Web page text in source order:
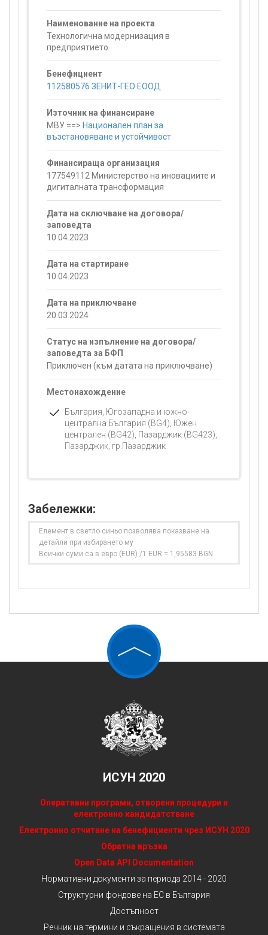
Наименование на проекта
Технологична модернизация в
предприятието
Бенефициент
112580576 ЗЕНИТ-ГЕО ЕООД
Източник на финансиране
МВУ ==> Национален план за
възстановяване и устойчивост
Финансираща организация
177549112 Министерство на иновациите и
дигиталната трансформация
Дата на сключване на договора/
заповедта
10.04.2023
Дата на стартиране
10.04.2023
Дата на приключване
20.03.2024
Статус на изпълнение на договора/
заповедта за БФП
Приключен (към датата на приключване)
Местонахождение
България, Югозападна и южно-
централна България (BG4), Южен
централен (BG42), Пазарджик (BG423),
Пазарджик, гр.Пазарджик
Забележки:
Елемент в светло синьо позволява показване на
детайли при избирането му
Всички суми са в евро (EUR) /1 EUR = 1,95583 BGN
ИСУН 2020
Оперативни програми, отворени процедури и
електронно кандидатстване
Електронно отчитане на бенефициенти чрез ИСУН 2020
Обратна връзка
Open Data API Documentation
Нормативни документи за периода 2014 - 2020
Структурни фондове на ЕС в България
Достъпност
Речник на термини и съкращения в системата